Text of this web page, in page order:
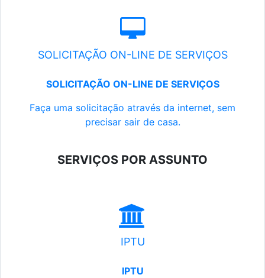
SOLICITAÇÃO ON-LINE DE SERVIÇOS
SOLICITAÇÃO ON-LINE DE SERVIÇOS
Faça uma solicitação através da internet, sem
precisar sair de casa.
SERVIÇOS POR ASSUNTO
IPTU
IPTU